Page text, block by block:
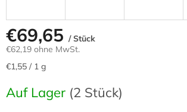
€69,65 / Stück
€62,19 ohne MwSt.
Verkaufspreis:
€1,55 / 1 g
Auf Lager (2 Stück)